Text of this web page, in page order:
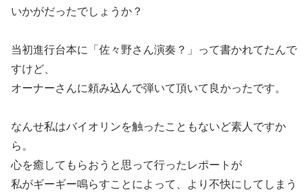
いかがだったでしょうか？
当初進行台本に「佐々野さん演奏？」って書かれてたんで
すけど、
オーナーさんに頼み込んで弾いて頂いて良かったです。
なんせ私はバイオリンを触ったこともないど素人ですか
ら。
心を癒してもらおうと思って行ったレポートが
私がギーギー鳴らすことによって、より不快にしてしまう